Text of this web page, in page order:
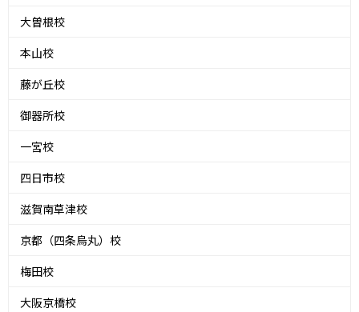
大曽根校
本山校
藤が丘校
御器所校
一宮校
四日市校
滋賀南草津校
京都（四条烏丸）校
梅田校
大阪京橋校